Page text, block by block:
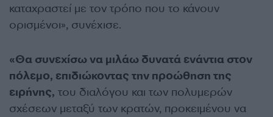
καταχραστεί με τον τρόπο που το κάνουν
ορισμένοι», συνέχισε.
«Θα συνεχίσω να μιλάω δυνατά ενάντια στον
πόλεμο, επιδιώκοντας την προώθηση της
ειρήνης, του διαλόγου και των πολυμερών
σχέσεων μεταξύ των κρατών, προκειμένου να